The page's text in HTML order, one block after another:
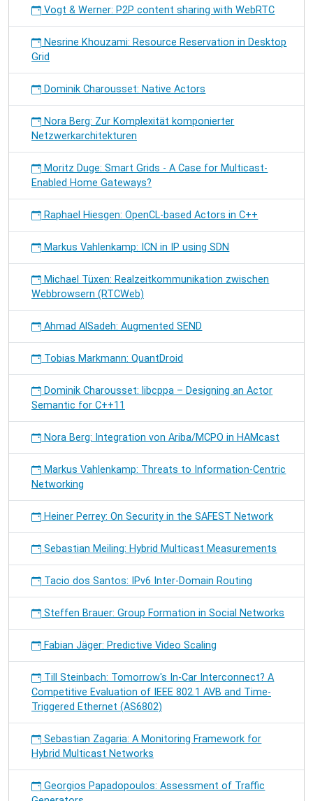
Vogt & Werner: P2P content sharing with WebRTC
Nesrine Khouzami: Resource Reservation in Desktop
Grid
Dominik Charousset: Native Actors
Nora Berg: Zur Komplexität komponierter
Netzwerkarchitekturen
Moritz Duge: Smart Grids - A Case for Multicast-
Enabled Home Gateways?
Raphael Hiesgen: OpenCL-based Actors in C++
Markus Vahlenkamp: ICN in IP using SDN
Michael Tüxen: Realzeitkommunikation zwischen
Webbrowsern (RTCWeb)
Ahmad AlSadeh: Augmented SEND
Tobias Markmann: QuantDroid
Dominik Charousset: libcppa – Designing an Actor
Semantic for C++11
Nora Berg: Integration von Ariba/MCPO in HAMcast
Markus Vahlenkamp: Threats to Information-Centric
Networking
Heiner Perrey: On Security in the SAFEST Network
Sebastian Meiling: Hybrid Multicast Measurements
Tacio dos Santos: IPv6 Inter-Domain Routing
Steffen Brauer: Group Formation in Social Networks
Fabian Jäger: Predictive Video Scaling
Till Steinbach: Tomorrow's In-Car Interconnect? A
Competitive Evaluation of IEEE 802.1 AVB and Time-
Triggered Ethernet (AS6802)
Sebastian Zagaria: A Monitoring Framework for
Hybrid Multicast Networks
Georgios Papadopoulos: Assessment of Traffic